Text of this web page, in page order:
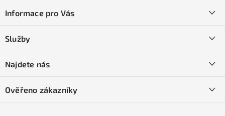
pInformace pro Vás
Obchodní podmínky
Podmínky GDPR
Služby
Naše prodejna
Najdete nás
Ověřeno zákazníky